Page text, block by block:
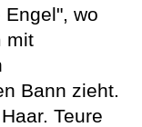
wo
mit
Bann zieht.
Teure